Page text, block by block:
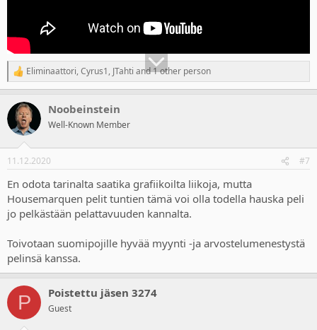
R
e
c
i
s
Eliminaattori, Cyrus1, JTahti and 1 other person
Noobeinstein
Well-Known Member
11.12.2020 #7
En odota tarinalta saatika grafiikoilta liikoja, mutta
Housemarquen pelit tuntien tämä voi olla todella hauska peli
jo pelkästään pelattavuuden kannalta.
Toivotaan suomipojille hyvää myynti -ja arvostelumenestystä
pelinsä kanssa.
P Poistettu jäsen 3274
Guest